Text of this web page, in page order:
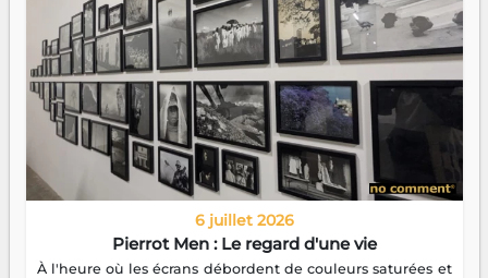
6 juillet 2026
Pierrot Men : Le regard d'une vie
À l'heure où les écrans débordent de couleurs saturées et